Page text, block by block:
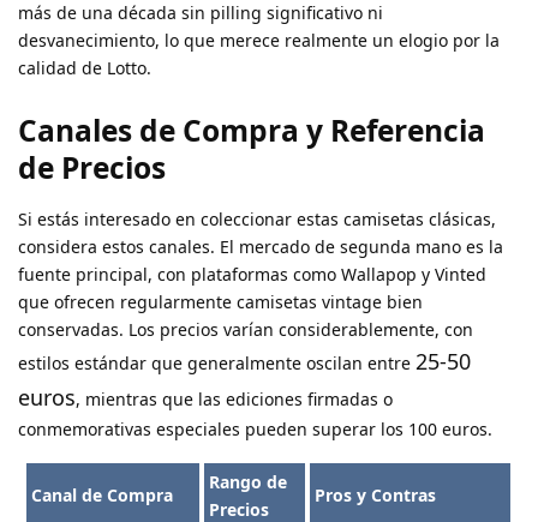
más de una década sin pilling significativo ni
desvanecimiento, lo que merece realmente un elogio por la
calidad de Lotto.
Canales de Compra y Referencia
de Precios
Si estás interesado en coleccionar estas camisetas clásicas,
considera estos canales. El mercado de segunda mano es la
fuente principal, con plataformas como Wallapop y Vinted
que ofrecen regularmente camisetas vintage bien
conservadas. Los precios varían considerablemente, con
estilos estándar que generalmente oscilan entre 25-50
euros, mientras que las ediciones firmadas o
conmemorativas especiales pueden superar los 100 euros.
Canal de Compra
Rango de
Precios
Pros y Contras